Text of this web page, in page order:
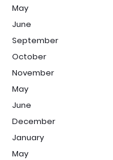
May
June
September
October
November
May
June
December
January
May